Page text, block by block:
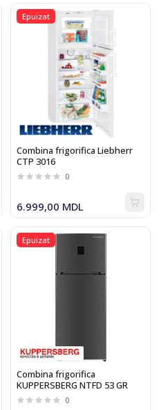
Epuizat
Combina frigorifica Liebherr
CTP 3016
0
6.999,00 MDL
Epuizat
Combina frigorifica
KUPPERSBERG NTFD 53 GR
0